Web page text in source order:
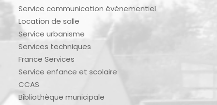
Service communication événementiel
Location de salle
Service urbanisme
Services techniques
France Services
Service enfance et scolaire
CCAS
Bibliothèque municipale